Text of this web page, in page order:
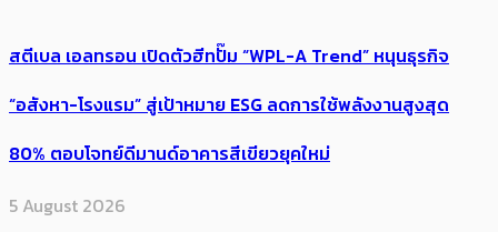
สตีเบล เอลทรอน เปิดตัวฮีทปั๊ม “WPL-A Trend” หนุนธุรกิจ
“อสังหา-โรงแรม” สู่เป้าหมาย ESG ลดการใช้พลังงานสูงสุด
80% ตอบโจทย์ดีมานด์อาคารสีเขียวยุคใหม่
5 August 2026